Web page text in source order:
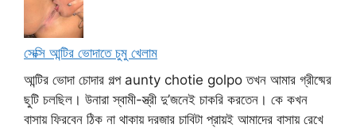
সেক্সি আন্টির ভোদাতে চুমু খেলাম
আন্টির ভোদা চোদার গল্প aunty chotie golpo তখন আমার গ্রীষ্মের
ছুটি চলছিল। উনারা স্বামী-স্ত্রী দু’জনেই চাকরি করতেন। কে কখন
বাসায় ফিরবেন ঠিক না থাকায় দরজার চাবিটা প্রায়ই আমাদের বাসায় রেখে